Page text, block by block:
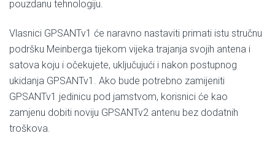
pouzdanu tehnologiju.
Vlasnici GPSANTv1 će naravno nastaviti primati istu stručnu
podršku Meinberga tijekom vijeka trajanja svojih antena i
satova koju i očekujete, uključujući i nakon postupnog
ukidanja GPSANTv1. Ako bude potrebno zamijeniti
GPSANTv1 jedinicu pod jamstvom, korisnici će kao
zamjenu dobiti noviju GPSANTv2 antenu bez dodatnih
troškova.